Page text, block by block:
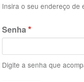
Insira o seu endereço de
Senha
Digite a senha que